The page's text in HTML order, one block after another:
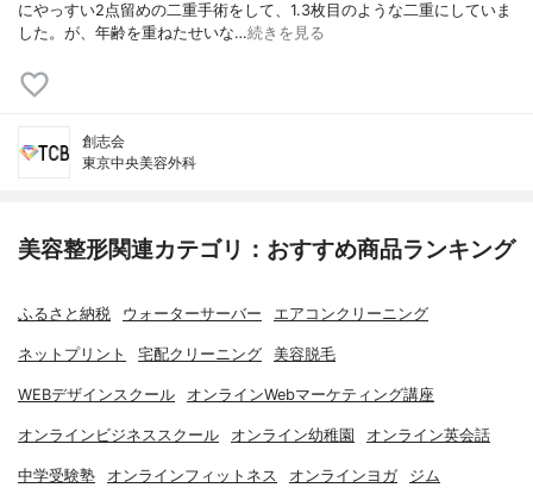
にやっすい2点留めの二重手術をして、1.3枚目のような二重にしていま
した。が、年齢を重ねたせいな…続きを見る
創志会
東京中央美容外科
美容整形関連カテゴリ：おすすめ商品ランキング
ふるさと納税 ウォーターサーバー エアコンクリーニング
ネットプリント 宅配クリーニング 美容脱毛
WEBデザインスクール オンラインWebマーケティング講座
オンラインビジネススクール オンライン幼稚園 オンライン英会話
中学受験塾 オンラインフィットネス オンラインヨガ ジム